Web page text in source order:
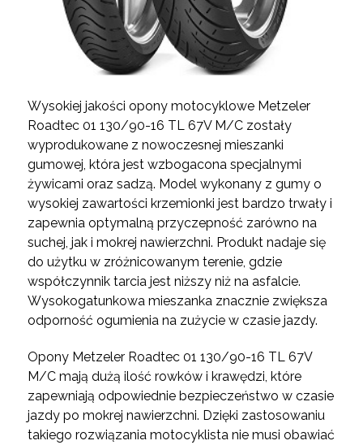
Wysokiej jakości opony motocyklowe Metzeler
Roadtec 01 130/90-16 TL 67V M/C zostały
wyprodukowane z nowoczesnej mieszanki
gumowej, która jest wzbogacona specjalnymi
żywicami oraz sadzą. Model wykonany z gumy o
wysokiej zawartości krzemionki jest bardzo trwały i
zapewnia optymalną przyczepność zarówno na
suchej, jak i mokrej nawierzchni. Produkt nadaje się
do użytku w zróżnicowanym terenie, gdzie
współczynnik tarcia jest niższy niż na asfalcie.
Wysokogatunkowa mieszanka znacznie zwiększa
odporność ogumienia na zużycie w czasie jazdy.
Opony Metzeler Roadtec 01 130/90-16 TL 67V
M/C mają dużą ilość rowków i krawędzi, które
zapewniają odpowiednie bezpieczeństwo w czasie
jazdy po mokrej nawierzchni. Dzięki zastosowaniu
takiego rozwiązania motocyklista nie musi obawiać